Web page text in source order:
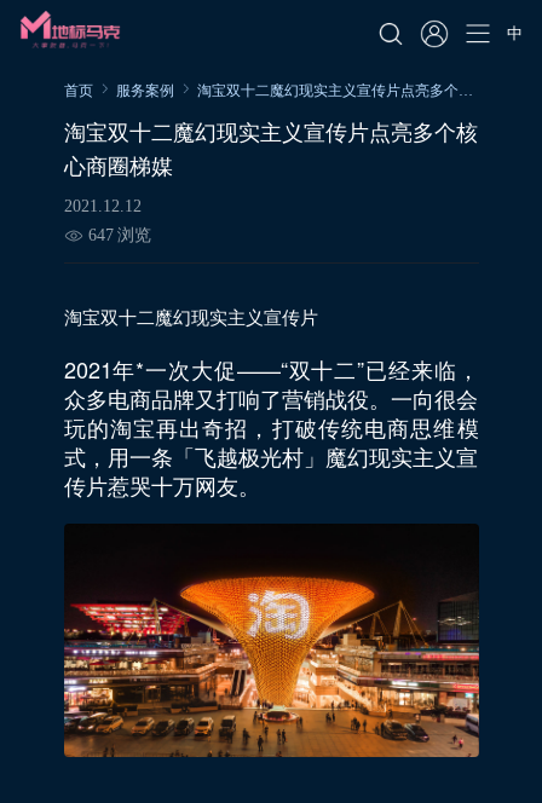
中
首页 服务案例 淘宝双十二魔幻现实主义宣传片点亮多个核心商圈梯媒
淘宝双十二魔幻现实主义宣传片点亮多个核
心商圈梯媒
2021.12.12
647 浏览
淘宝双十二魔幻现实主义宣传片
2021年*一次大促——“双十二”已经来临，
众多电商品牌又打响了营销战役。一向很会
玩的淘宝再出奇招，打破传统电商思维模
式，用一条「飞越极光村」魔幻现实主义宣
传片惹哭十万网友。